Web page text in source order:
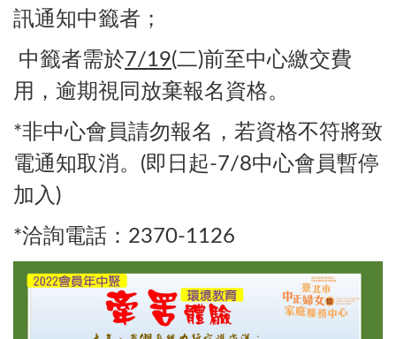
訊通知中籤者；
中籤者需於7/19(二)前至中心繳交費
用，逾期視同放棄報名資格。
*非中心會員請勿報名，若資格不符將致
電通知取消。(即日起-7/8中心會員暫停
加入)
*洽詢電話：2370-1126